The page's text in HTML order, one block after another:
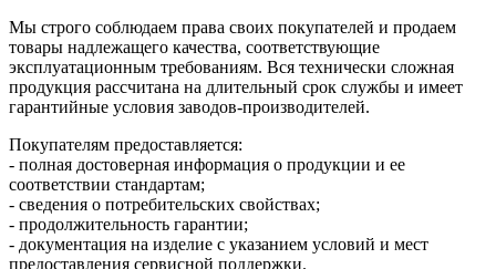
Мы строго соблюдаем права своих покупателей и продаем
товары надлежащего качества, соответствующие
эксплуатационным требованиям. Вся технически сложная
продукция рассчитана на длительный срок службы и имеет
гарантийные условия заводов-производителей.
Покупателям предоставляется:
- полная достоверная информация о продукции и ее
соответствии стандартам;
- сведения о потребительских свойствах;
- продолжительность гарантии;
- документация на изделие с указанием условий и мест
предоставления сервисной поддержки.